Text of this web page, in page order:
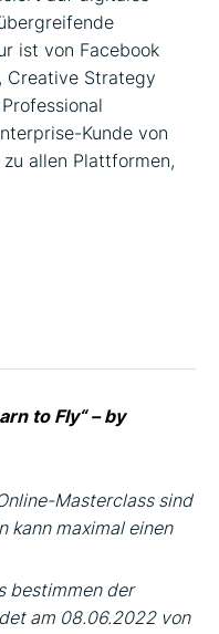
ist von Facebook
Creative Strategy
Kunde von
allen Plattformen,
to Fly“ – by
Masterclass sind
kann maximal einen
bestimmen der
am 08.06.2022 von